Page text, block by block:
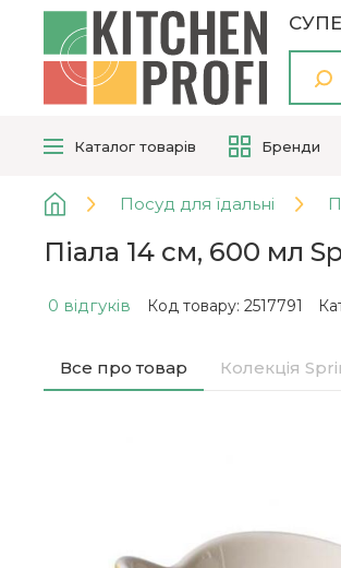
Каталог товарів Бренди
Посуд для їдальні
Піала 14 см, 600 мл
0 відгуків Код товару: 2517791
Все про товар Колекція